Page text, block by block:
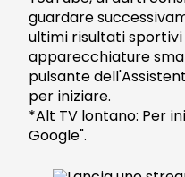
guardare
ultimi risultati
apparecchiature
pulsante
per iniziare.
*Alt TV lontano: Per
Google".